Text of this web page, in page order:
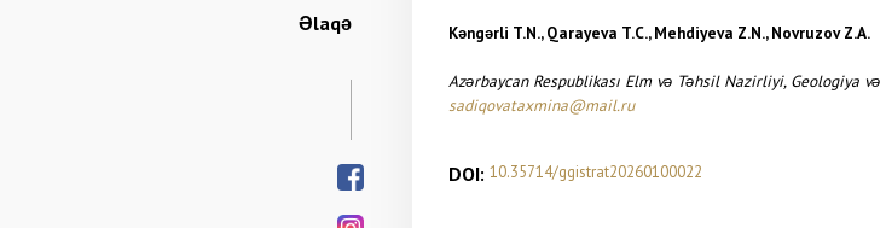
Əlaqə
Kəngərli T.N., Qarayeva T.C., Mehdiyeva Z.N., Novruzov Z.A.
Azərbaycan Respublikası Elm və Təhsil Nazirliyi, Geologiya
sadiqovataxmina@mail.ru
DOI: 10.35714/ggistrat20260100022